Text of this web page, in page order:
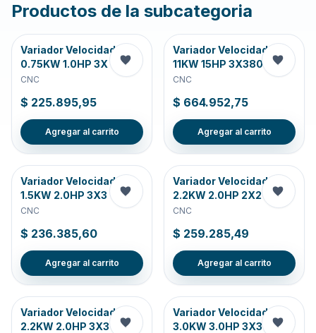
Productos de la subcategoria
Variador Velocidad
0.75KW 1.0HP 3X
CNC
$ 225.895,95
Agregar al carrito
Variador Velocidad
11KW 15HP 3X380
CNC
$ 664.952,75
Agregar al carrito
Variador Velocidad
1.5KW 2.0HP 3X3
CNC
$ 236.385,60
Agregar al carrito
Variador Velocidad
2.2KW 2.0HP 2X2
CNC
$ 259.285,49
Agregar al carrito
Variador Velocidad
2.2KW 2.0HP 3X3
Variador Velocidad
3.0KW 3.0HP 3X3